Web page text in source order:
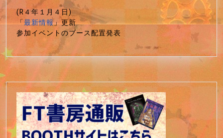
(R４年１月４日)
「最新情報」更新
参加イベントのブース配置発表